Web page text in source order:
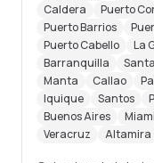
Caldera
Puerto
Puerto Barrios
Puerto Cabello
La
Barranquilla
Manta
Callao
Iquique
Santos
Buenos Aires
Miami
Veracruz
Altamira